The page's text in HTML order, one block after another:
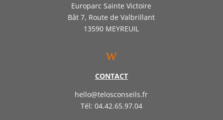
Europarc Sainte Victoire
Bât 7, Route de Valbrillant
13590 MEYREUIL
w
CONTACT
hello@telosconseils.fr
Tél: 04.42.65.97.04